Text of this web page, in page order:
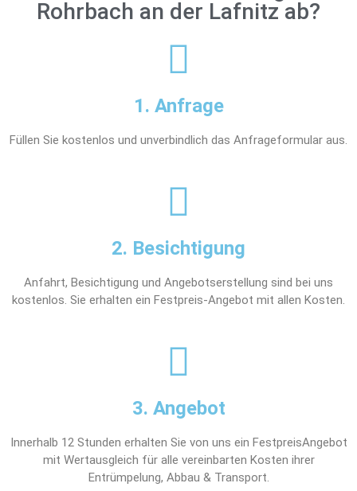
Rohrbach an der Lafnitz ab?
1. Anfrage
Füllen Sie kostenlos und unverbindlich das Anfrageformular aus.
2. Besichtigung
Anfahrt, Besichtigung und Angebotserstellung sind bei uns
kostenlos. Sie erhalten ein Festpreis-Angebot mit allen Kosten.
3. Angebot
Innerhalb 12 Stunden erhalten Sie von uns ein FestpreisAngebot
mit Wertausgleich für alle vereinbarten Kosten ihrer
Entrümpelung, Abbau & Transport.